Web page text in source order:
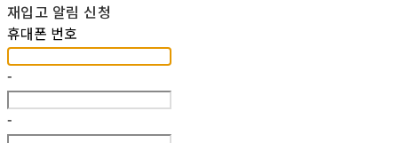
재입고 알림 신청
휴대폰 번호
-
-